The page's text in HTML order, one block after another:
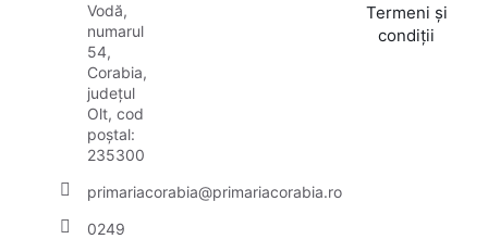
Vodă,
numarul
54,
Corabia,
județul
Olt, cod
poștal:
235300
primariacorabia@primariacorabia.ro
0249
Termeni și
condiții